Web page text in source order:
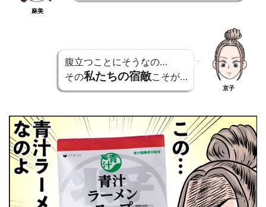
麻美
腹立つことにそうなの…
その私たちの宿敵こそが…
京子